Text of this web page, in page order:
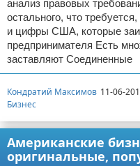
анализ правовых
остального, что
и цифры США, которые
предпринимателя Есть
заставляют Соединенные
Кондратий Максимов 11-06-
Бизнес
Американские
оригинальные,